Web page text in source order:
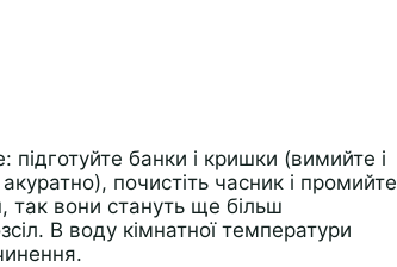
підготуйте банки і кришки (вимийте і
почистіть часник і промийте
так вони стануть ще більш
В воду кімнатної температури